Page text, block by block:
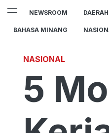
NEWSROOM DAERAH
BAHASA MINANG
NASIONAL
5